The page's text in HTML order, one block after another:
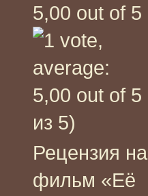
из 5)
Рецензия на
фильм «Её